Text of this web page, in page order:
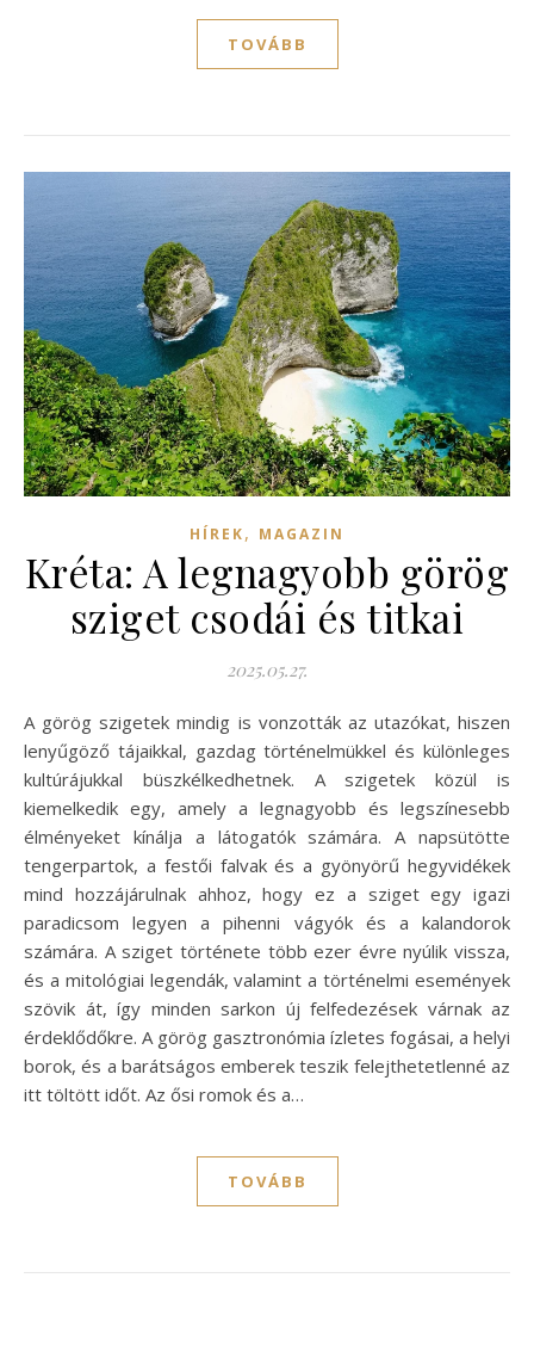
TOVÁBB
HÍREK, MAGAZIN
Kréta: A legnagyobb görög
sziget csodái és titkai
2025.05.27.
A görög szigetek mindig is vonzották az utazókat, hiszen
lenyűgöző tájaikkal, gazdag történelmükkel és különleges
kultúrájukkal büszkélkedhetnek. A szigetek közül is
kiemelkedik egy, amely a legnagyobb és legszínesebb
élményeket kínálja a látogatók számára. A napsütötte
tengerpartok, a festői falvak és a gyönyörű hegyvidékek
mind hozzájárulnak ahhoz, hogy ez a sziget egy igazi
paradicsom legyen a pihenni vágyók és a kalandorok
számára. A sziget története több ezer évre nyúlik vissza,
és a mitológiai legendák, valamint a történelmi események
szövik át, így minden sarkon új felfedezések várnak az
érdeklődőkre. A görög gasztronómia ízletes fogásai, a helyi
borok, és a barátságos emberek teszik felejthetetlenné az
itt töltött időt. Az ősi romok és a…
TOVÁBB